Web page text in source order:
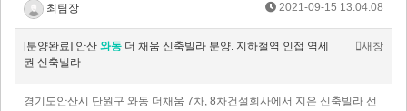
최팀장 2021-09-15 13:04:08
[분양완료] 안산 와동 더 채움 신축빌라 분양. 지하철역 인접 역세
권 신축빌라
새창
경기도안산시 단원구 와동 더채움 7차, 8차​건설회사에서 지은 신축빌라 선